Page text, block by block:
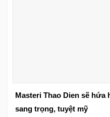
Masteri Thao Dien sẽ hứa
sang trọng, tuyệt mỹ